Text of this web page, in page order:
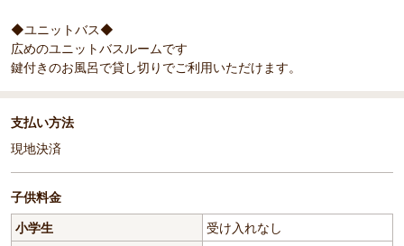
◆ユニットバス◆
広めのユニットバスルームです
鍵付きのお風呂で貸し切りでご利用いただけます。
支払い方法
現地決済
子供料金
小学生
受け入れなし